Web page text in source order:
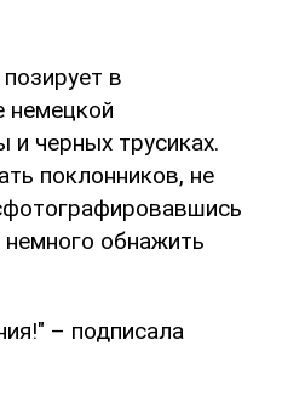
в
немецкой
и черных трусиках.
поклонников, не
обнажить
– подписала